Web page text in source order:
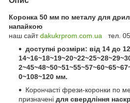
Коронка 50 мм по металу для
напайкою
наш сайтdakukrprom.com.ua тел.
доступні розміри: від 14 до
0~108~120 мм.
Корончасті фрези-коронки по
призначені для свердління